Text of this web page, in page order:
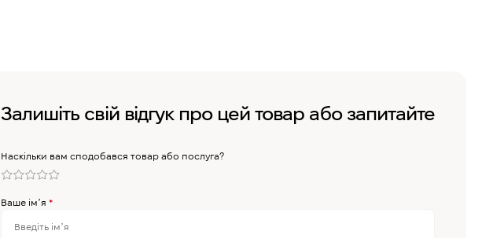
Залишіть свій відгук про цей товар або запитайте
Наскільки вам сподобався товар або послуга?
Ваше імʼя*